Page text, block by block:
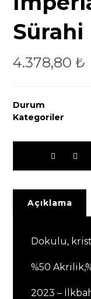
Sürahi
4.378,80₺
Durum
Kategoriler
Açıklama
Dokulu,
%50
2023 –